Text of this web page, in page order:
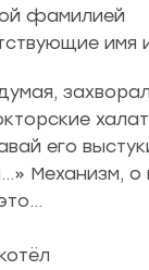
фамилией
имя
его
Механизм, о